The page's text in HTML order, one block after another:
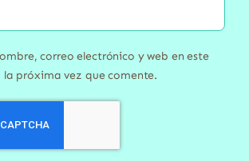
correo electrónico y web en este
próxima vez que comente.